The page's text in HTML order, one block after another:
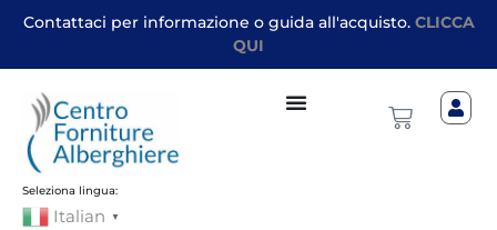
Contattaci per informazione o guida all'acquisto. CLICCA
QUI
Seleziona lingua:
Italian ▼